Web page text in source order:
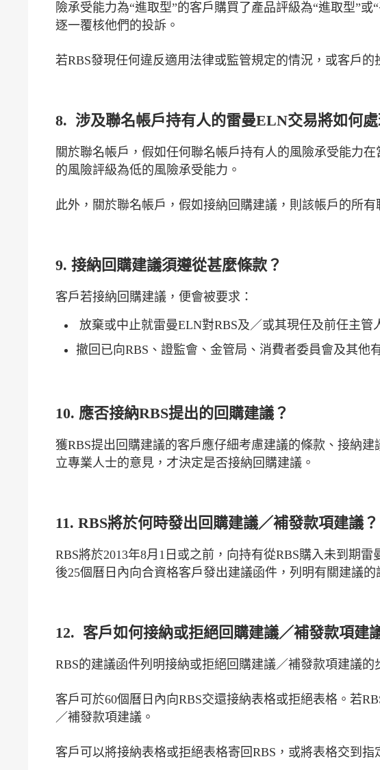
險承受能力為“進取型”的客戶購買了產品評級為“進取型”
逐一覆核他們的投訴。
若RBS發現任何違反適用法律或監管規定的情況，或客戶
8. 涉及聯名帳戶持有人的雷曼ELN交易將如何處
關於聯名帳戶，假如任何聯名帳戶持有人的風險承受能力
的風險評級為低的風險承受能力。
此外，關於聯名帳戶，假如接納回購建議，則該帳戶的所
9. 接納回購建議須遵從甚麼條款？
客戶若接納回購建議，便會被要求：
放棄或中止就雷曼ELN對RBS及／或其現任及前任主
撤回已向RBS、證監會、金管局、消費者委員會及其他
10. 應否接納RBS提出的回購建議？
獲RBS提出回購建議的客戶應仔細考慮建議的條款、接納
立專業人士的意見，才決定是否接納回購建議。
11. RBS將於何時發出回購建議／補發款項建議？
RBS將於2013年8月1日或之前，向持有從RBS購入未到期
後25個曆日內向合資格客戶發出建議函件，列明有關建議的
12. 客戶如何接納或拒絕回購建議／補發款項建
RBS的建議函件列明接納或拒絕回購建議／補發款項建議
客戶可於60個曆日內向RBS交還接納表格或拒絕表格。若
／補發款項建議。
客戶可以將接納表格或拒絕表格寄回RBS，或將表格交到指